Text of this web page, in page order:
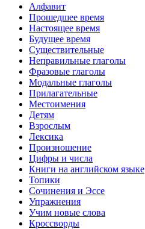
Алфавит
Прошедшее время
Настоящее время
Будущее время
Существительные
Неправильные глаголы
Фразовые глаголы
Модальные глаголы
Прилагательные
Местоимения
Детям
Взрослым
Лексика
Произношение
Цифры и числа
Книги на английском языке
Топики
Сочинения и Эссе
Упражнения
Учим новые слова
Кроссворды